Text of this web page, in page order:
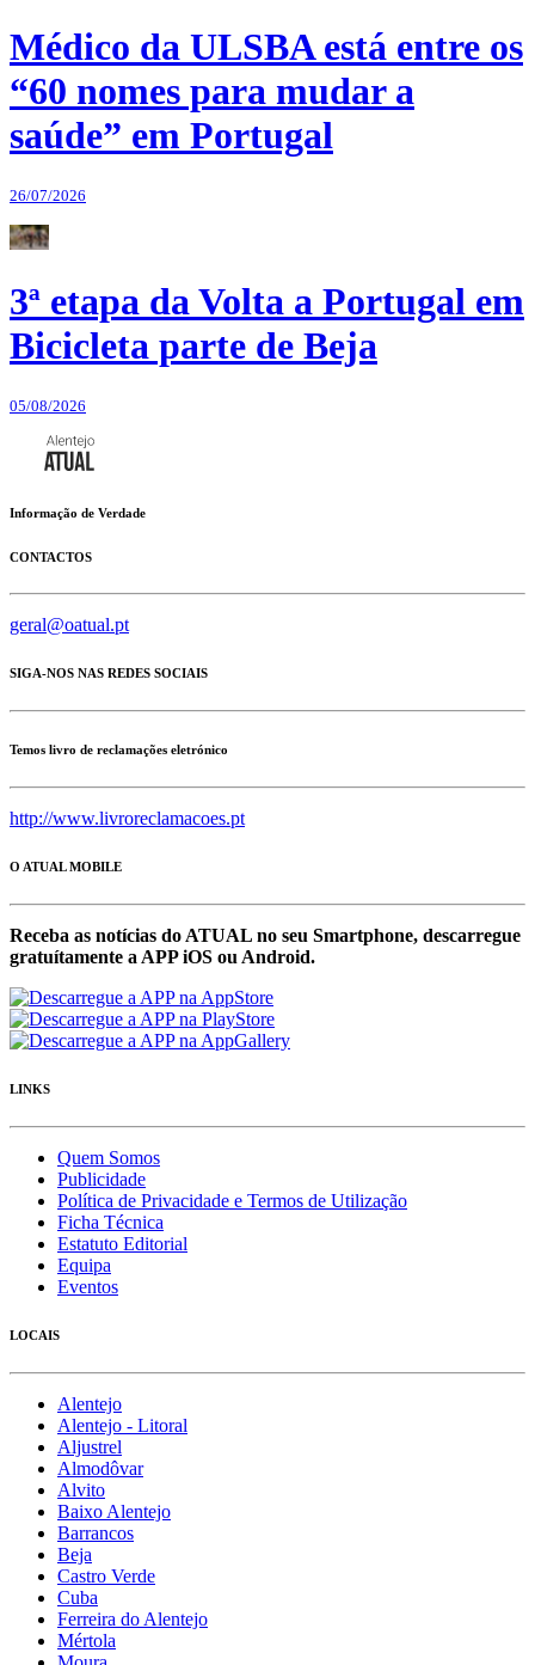
Médico da ULSBA está entre os
“60 nomes para mudar a
saúde” em Portugal
26/07/2026
3ª etapa da Volta a Portugal em
Bicicleta parte de Beja
05/08/2026
Informação de Verdade
CONTACTOS
geral@oatual.pt
SIGA-NOS NAS REDES SOCIAIS
Temos livro de reclamações eletrónico
http://www.livroreclamacoes.pt
O ATUAL MOBILE
Receba as notícias do ATUAL no seu Smartphone, descarregue
gratuítamente a APP iOS ou Android.
LINKS
Quem Somos
Publicidade
Política de Privacidade e Termos de Utilização
Ficha Técnica
Estatuto Editorial
Equipa
Eventos
LOCAIS
Alentejo
Alentejo - Litoral
Aljustrel
Almodôvar
Alvito
Baixo Alentejo
Barrancos
Beja
Castro Verde
Cuba
Ferreira do Alentejo
Mértola